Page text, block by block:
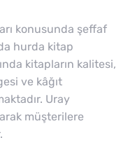
konusunda şeffaf
hurda kitap
kitapların kalitesi,
ve kâğıt
Uray
müşterilere